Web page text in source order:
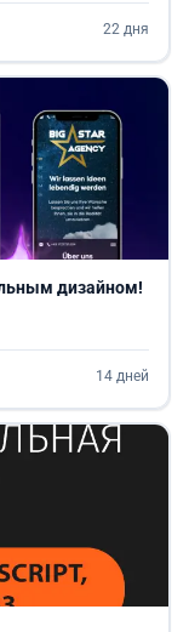
22 дня
дизайном!
14 дней